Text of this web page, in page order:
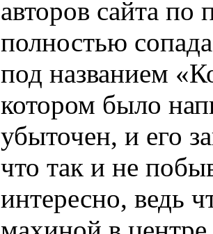
авторов сайта по
полностью
под названием
котором было
убыточен, и его
что так и не
интересно, ведь